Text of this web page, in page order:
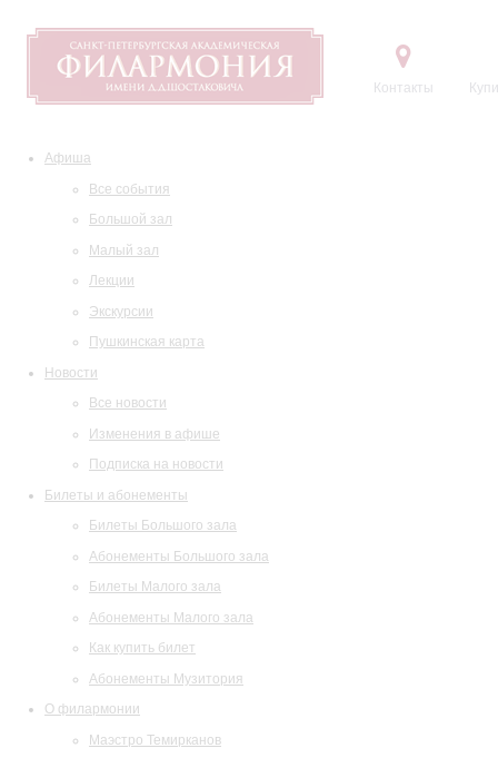
Контакты
Афиша
Все события
Большой зал
Малый зал
Лекции
Экскурсии
Пушкинская карта
Новости
Все новости
Изменения в афише
Подписка на новости
Билеты и абонементы
Билеты Большого зала
Абонементы Большого зала
Билеты Малого зала
Абонементы Малого зала
Как купить билет
Абонементы Музитория
О филармонии
Маэстро Темирканов